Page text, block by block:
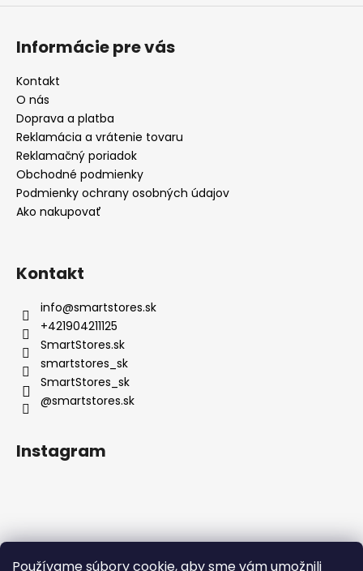
Používame súbory cookie, aby sme vám umožnili
Informácie pre vás
Kontakt
O nás
Doprava a platba
Reklamácia a vrátenie tovaru
Reklamačný poriadok
Obchodné podmienky
Podmienky ochrany osobných údajov
Ako nakupovať
Kontakt
info@smartstores.sk
+421904211125
SmartStores.sk
smartstores_sk
SmartStores_sk
@smartstores.sk
Instagram